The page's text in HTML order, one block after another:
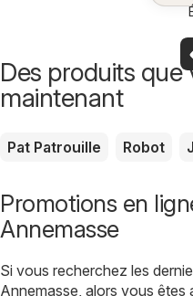
Des produits
maintenant
Pat Patrouille Robot
Promotions en
Annemasse
Si vous recherchez les
Annemasse, alors vous êtes